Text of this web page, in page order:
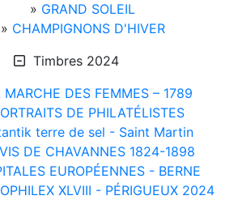
» GRAND SOLEIL
» CHAMPIGNONS D'HIVER
Timbres 2024
MARCHE DES FEMMES – 1789
DE PHILATÉLISTES
terre de sel - Saint Martin
DE CHAVANNES 1824-1898
EUROPÉENNES - BERNE
XLVIII - PÉRIGUEUX 2024